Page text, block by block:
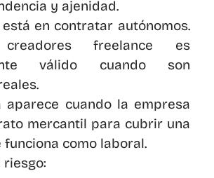
y ajenidad.
en contratar autónomos.
creadores freelance es
válido cuando son
aparece cuando la empresa
mercantil para cubrir una
funciona como laboral.
riesgo: